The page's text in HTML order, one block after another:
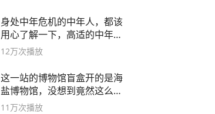
身处中年危机的中年人，都该
用心了解一下，高适的中年逆
袭之路
12万次播放
这一站的博物馆盲盒开的是海
盐博物馆，没想到竟然这么好
逛！
11万次播放